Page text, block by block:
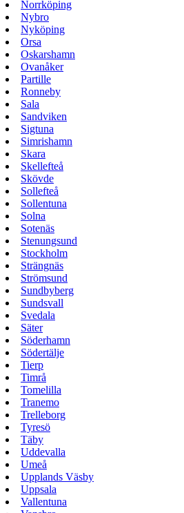
Norrköping
Nybro
Nyköping
Orsa
Oskarshamn
Ovanåker
Partille
Ronneby
Sala
Sandviken
Sigtuna
Simrishamn
Skara
Skellefteå
Skövde
Sollefteå
Sollentuna
Solna
Sotenäs
Stenungsund
Stockholm
Strängnäs
Strömsund
Sundbyberg
Sundsvall
Svedala
Säter
Söderhamn
Södertälje
Tierp
Timrå
Tomelilla
Tranemo
Trelleborg
Tyresö
Täby
Uddevalla
Umeå
Upplands Väsby
Uppsala
Vallentuna